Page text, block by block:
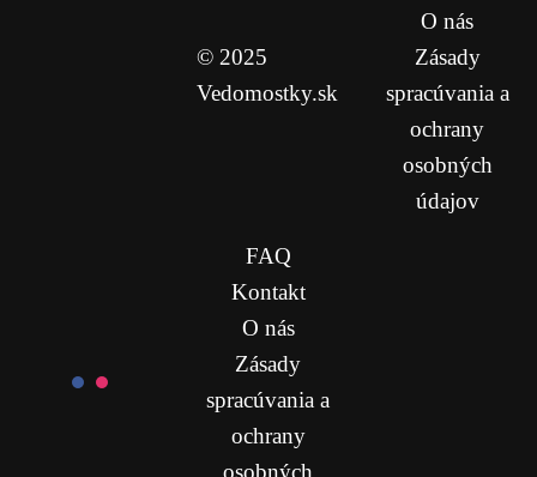
© 2025
Vedomostky.sk
O nás
Zásady
spracúvania a
ochrany
osobných
údajov
FAQ
Kontakt
O nás
Zásady
spracúvania a
ochrany
osobných